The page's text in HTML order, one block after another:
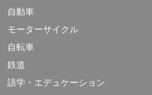
自動車
モーターサイクル
自転車
鉄道
語学・エデュケーション